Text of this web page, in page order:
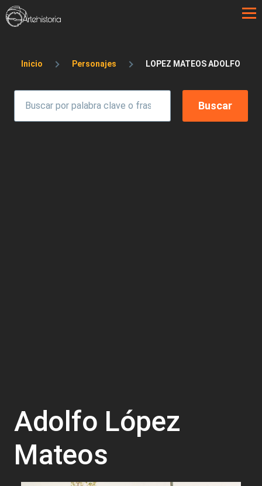
Pasar al contenido principal
Sobrescribir enlaces de ayuda a la
Inicio Personajes LOPEZ MATEOS ADOLFO
Adolfo López
Mateos